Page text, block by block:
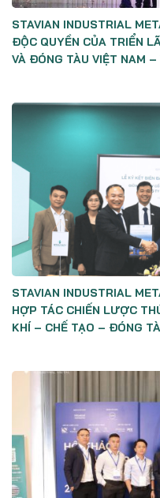
STAVIAN INDUSTRIAL
ĐỘC QUYỀN CỦA TRIỂN
VÀ ĐÓNG TÀU VIỆT NAM
STAVIAN INDUSTRIAL
HỢP TÁC CHIẾN LƯỢC
KHÍ – CHẾ TẠO – ĐÓNG